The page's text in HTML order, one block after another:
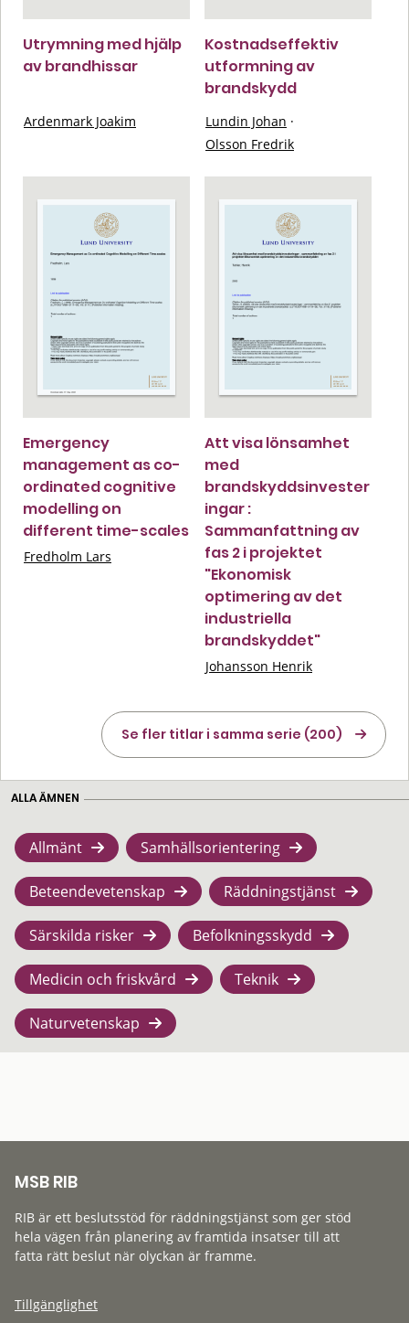
Utrymning med hjälp
av brandhissar
Ardenmark Joakim
Kostnadseffektiv
utformning av
brandskydd
Lundin Johan ·
Olsson Fredrik
Emergency
management as co-
ordinated cognitive
modelling on
different time-scales
Fredholm Lars
Att visa lönsamhet
med
brandskyddsinvester
ingar :
Sammanfattning av
fas 2 i projektet
"Ekonomisk
optimering av det
industriella
brandskyddet"
Johansson Henrik
Se fler titlar i samma serie (200)
ALLA ÄMNEN
Allmänt Samhällsorientering
Beteendevetenskap Räddningstjänst
Särskilda risker Befolkningsskydd
Medicin och friskvård Teknik
Naturvetenskap
MSB RIB
RIB är ett beslutsstöd för räddningstjänst som ger stöd
hela vägen från planering av framtida insatser till att
fatta rätt beslut när olyckan är framme.
Tillgänglighet